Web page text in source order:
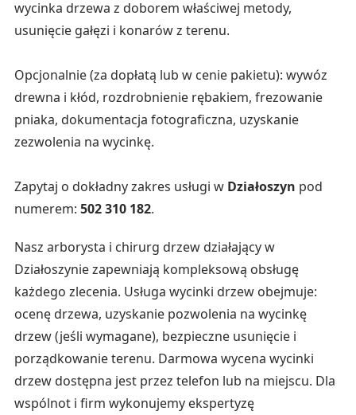
wycinka drzewa z doborem właściwej metody,
usunięcie gałęzi i konarów z terenu.
Opcjonalnie (za dopłatą lub w cenie pakietu): wywóz
drewna i kłód, rozdrobnienie rębakiem, frezowanie
pniaka, dokumentacja fotograficzna, uzyskanie
zezwolenia na wycinkę.
Zapytaj o dokładny zakres usługi w Działoszyn pod
numerem: 502 310 182.
Nasz arborysta i chirurg drzew działający w
Działoszynie zapewniają kompleksową obsługę
każdego zlecenia. Usługa wycinki drzew obejmuje:
ocenę drzewa, uzyskanie pozwolenia na wycinkę
drzew (jeśli wymagane), bezpieczne usunięcie i
porządkowanie terenu. Darmowa wycena wycinki
drzew dostępna jest przez telefon lub na miejscu. Dla
wspólnot i firm wykonujemy ekspertyzę